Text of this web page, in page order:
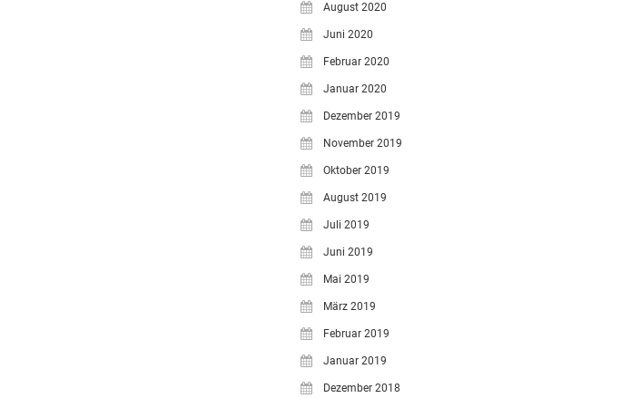
August 2020
Juni 2020
Februar 2020
Januar 2020
Dezember 2019
November 2019
Oktober 2019
August 2019
Juli 2019
Juni 2019
Mai 2019
März 2019
Februar 2019
Januar 2019
Dezember 2018